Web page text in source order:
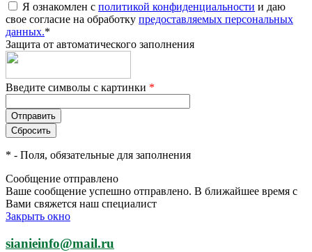
Я ознакомлен с политикой конфиденциальности и даю
свое согласие на обработку предоставляемых персональных
данных.*
Защита от автоматического заполнения
Введите символы с картинки *
* - Поля, обязательные для заполнения
Сообщение отправлено
Ваше сообщение успешно отправлено. В ближайшее время с
Вами свяжется наш специалист
Закрыть окно
sianieinfo@mail.ru